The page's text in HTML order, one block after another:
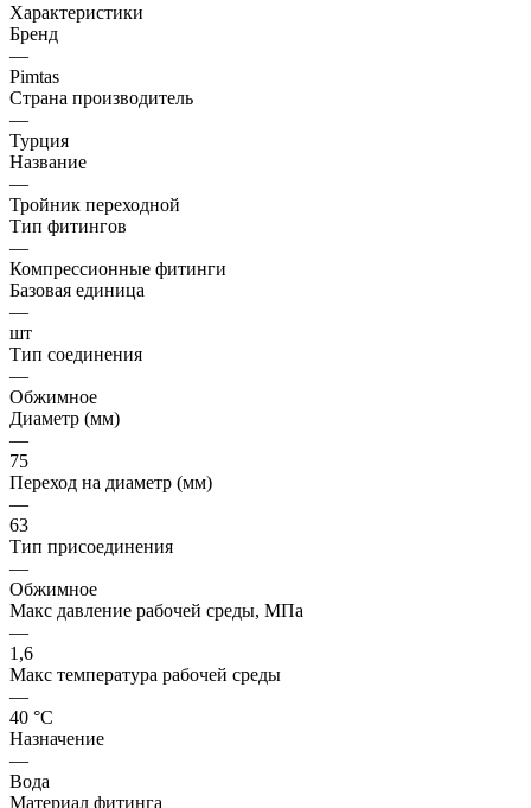
Характеристики
Бренд
—
Pimtas
Страна производитель
—
Турция
Название
—
Тройник переходной
Тип фитингов
—
Компрессионные фитинги
Базовая единица
—
шт
Тип соединения
—
Обжимное
Диаметр (мм)
—
75
Переход на диаметр (мм)
—
63
Тип присоединения
—
Обжимное
Макс давление рабочей среды, МПа
—
1,6
Макс температура рабочей среды
—
40 °С
Назначение
—
Вода
Материал фитинга